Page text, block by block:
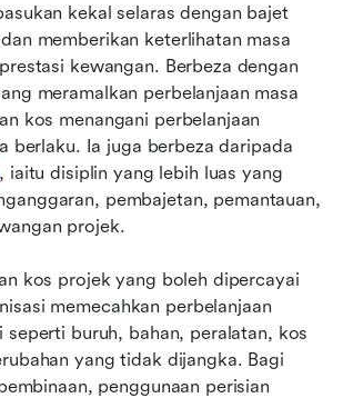
kekal selaras dengan bajet
memberikan keterlihatan masa
kewangan. Berbeza dengan
meramalkan perbelanjaan masa
kos menangani perbelanjaan
, iaitu disiplin yang lebih luas yang
pembajetan, pemantauan,
projek.
kos projek yang boleh dipercayai
memecahkan perbelanjaan
seperti buruh, bahan, peralatan, kos
yang tidak dijangka. Bagi
penggunaan perisian